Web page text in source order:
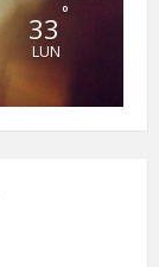
33 °
LUN